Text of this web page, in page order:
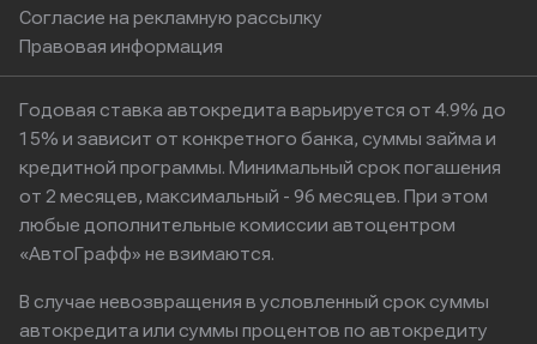
Согласие на рекламную рассылку
Правовая информация
Годовая ставка автокредита варьируется от 4.9% до
15% и зависит от конкретного банка, суммы займа и
кредитной программы. Минимальный срок погашения
от 2 месяцев, максимальный - 96 месяцев. При этом
любые дополнительные комиссии автоцентром
«АвтоГрафф» не взимаются.
В случае невозвращения в условленный срок суммы
автокредита или суммы процентов по автокредиту